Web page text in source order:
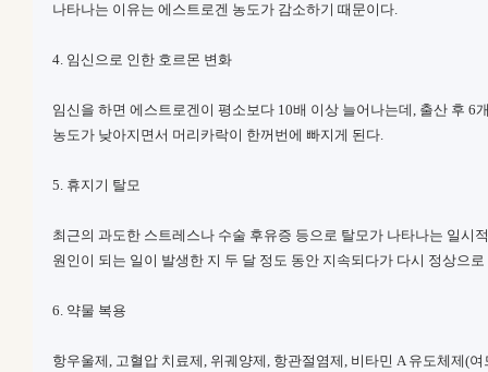
나타나는 이유는 에스트로겐 농도가 감소하기 때문이다.
4. 임신으로 인한 호르몬 변화
임신을 하면 에스트로겐이 평소보다 10배 이상 늘어나는데, 출산 후 6
농도가 낮아지면서 머리카락이 한꺼번에 빠지게 된다.
5. 휴지기 탈모
최근의 과도한 스트레스나 수술 후유증 등으로 탈모가 나타나는 일시
원인이 되는 일이 발생한 지 두 달 정도 동안 지속되다가 다시 정상으
6. 약물 복용
항우울제, 고혈압 치료제, 위궤양제, 항관절염제, 비타민 A 유도체제(